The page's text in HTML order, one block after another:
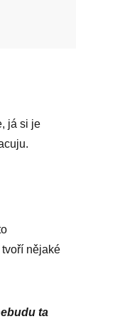
já si je
nějaké
ta